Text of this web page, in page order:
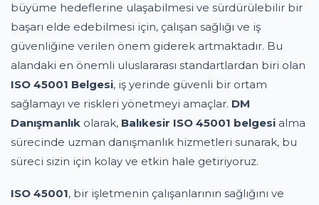
büyüme hedeflerine ulaşabilmesi ve sürdürülebilir bir
başarı elde edebilmesi için, çalışan sağlığı ve iş
güvenliğine verilen önem giderek artmaktadır. Bu
alandaki en önemli uluslararası standartlardan biri olan
ISO 45001 Belgesi, iş yerinde güvenli bir ortam
sağlamayı ve riskleri yönetmeyi amaçlar. DM
Danışmanlık olarak, Balıkesir ISO 45001 belgesi alma
sürecinde uzman danışmanlık hizmetleri sunarak, bu
süreci sizin için kolay ve etkin hale getiriyoruz.
ISO 45001, bir işletmenin çalışanlarının sağlığını ve